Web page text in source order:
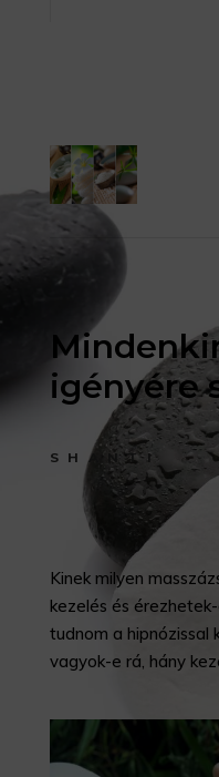
igényére
SHANTI
Kinek milyen
kezelés és
tudnom a hipnózissal
vagyok-e rá, hány